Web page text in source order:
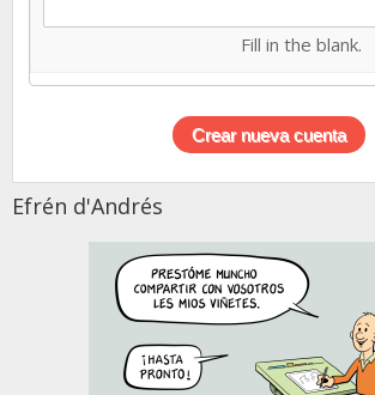
Fill in the blank.
Efrén d'Andrés